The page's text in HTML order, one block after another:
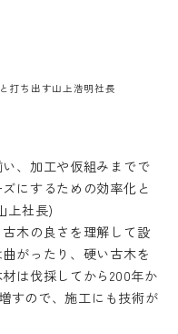
打ち出す山上浩明社長
、加工や仮組みまでで
にするための効率化と
上社長)
木の良さを理解して設
がったり、硬い古木を
は伐採してから200年か
すので、施工にも技術が